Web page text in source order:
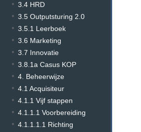
3.4 HRD
3.5 Outputsturing 2.0
3.5.1 Leerboek
3.6 Marketing
3.7 Innovatie
3.8.1a Casus KOP
4. Beheerwijze
4.1 Acquisiteur
4.1.1 Vijf stappen
4.1.1.1 Voorbereiding
4.1.1.1.1 Richting